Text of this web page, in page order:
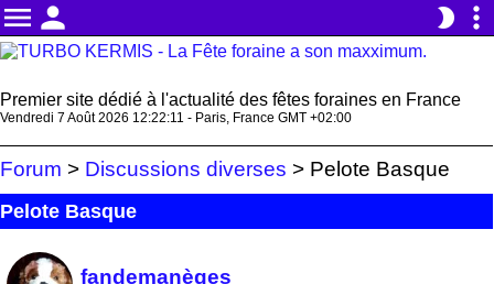
menu person brightness_2 more_vert
Premier site dédié à l'actualité des fêtes foraines en France
Vendredi 7 Août 2026 12:22:11 - Paris, France GMT +02:00
Forum > Discussions diverses > Pelote Basque
Pelote Basque
fandemanèges